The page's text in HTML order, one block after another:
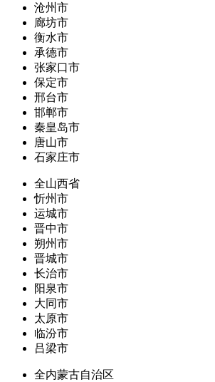
沧州市
廊坊市
衡水市
承德市
张家口市
保定市
邢台市
邯郸市
秦皇岛市
唐山市
石家庄市
全山西省
忻州市
运城市
晋中市
朔州市
晋城市
长治市
阳泉市
大同市
太原市
临汾市
吕梁市
全内蒙古自治区